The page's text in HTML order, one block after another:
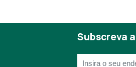
Subscreva